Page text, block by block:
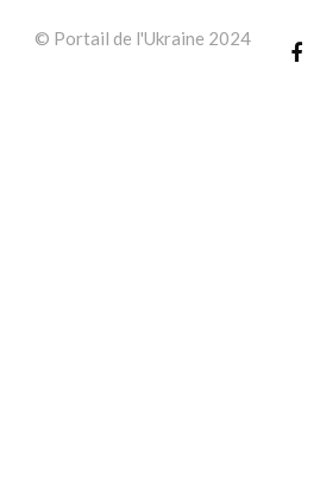
© Portail de l'Ukraine 2024